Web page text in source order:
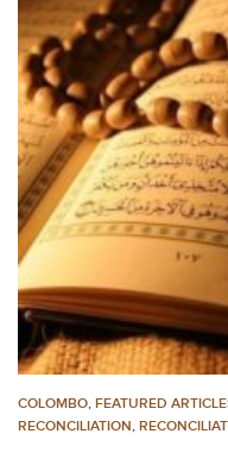
COLOMBO, FEATURED
RECONCILIATION,